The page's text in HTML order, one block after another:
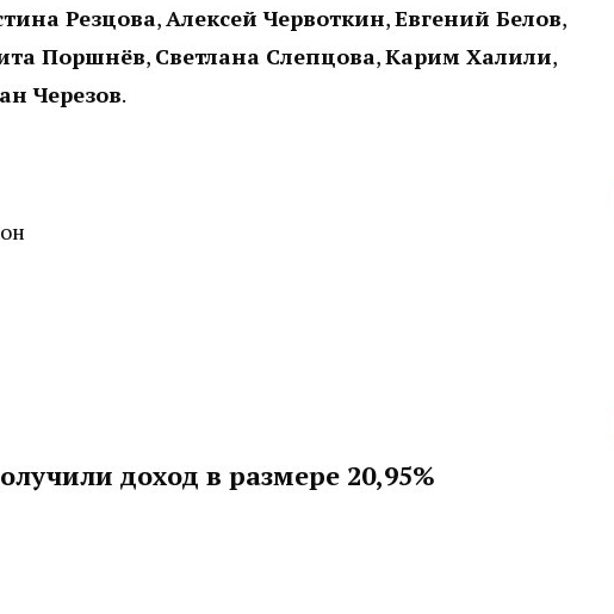
Резцова,Алексей Червоткин,Евгений Белов,
Поршнёв, Светлана Слепцова,Карим Халили,
Черезов.
доход в размере 20,95%